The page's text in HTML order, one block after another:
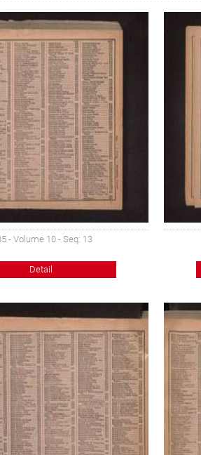
- Volume 10 - Seq: 13
Detail